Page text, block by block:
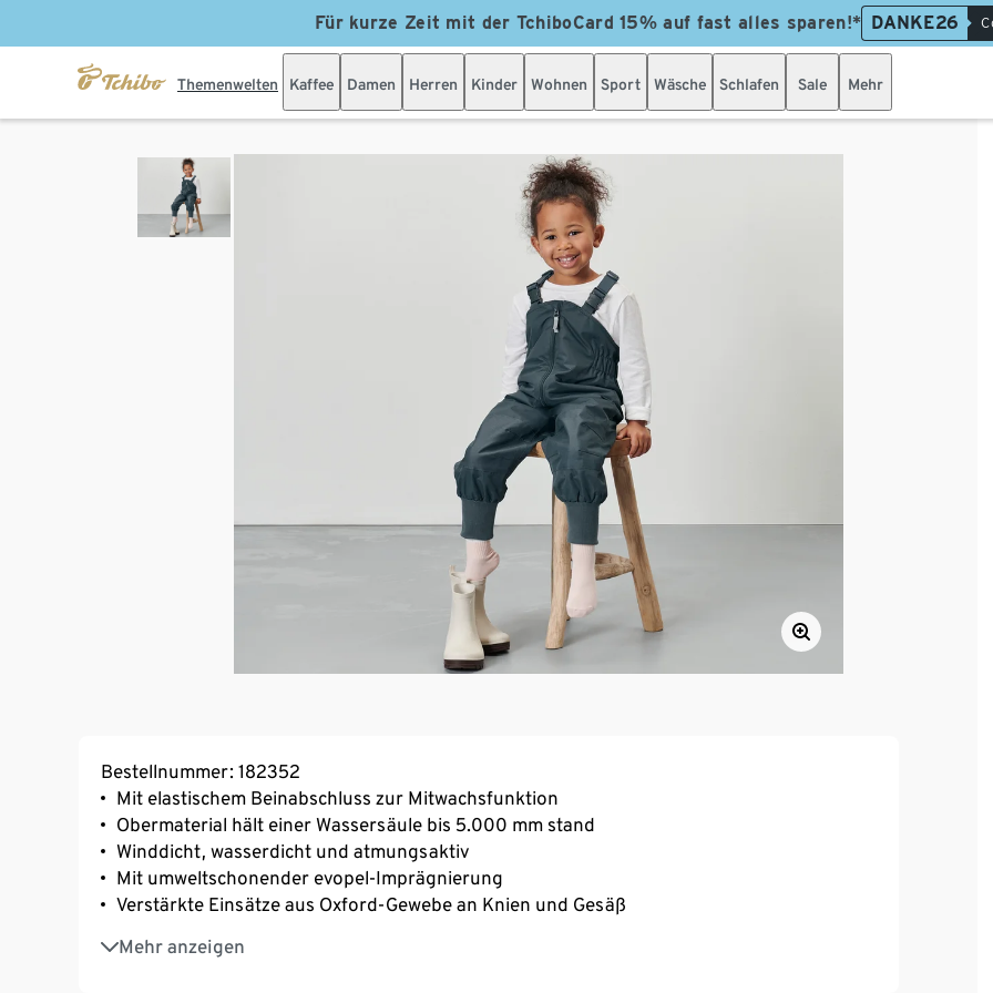
Für kurze Zeit mit der TchiboCard 15% auf fast alles sparen!* DANKE26
Themenwelten Kaffee Damen Herren Kinder Wohnen Sport Wäsche Schlafen Sale Mehr
Bestellnummer: 182352
Mit elastischem Beinabschluss zur Mitwachsfunktion
Obermaterial hält einer Wassersäule bis 5.000 mm stand
Winddicht, wasserdicht und atmungsaktiv
Mit umweltschonender evopel-Imprägnierung
Verstärkte Einsätze aus Oxford-Gewebe an Knien und Gesäß
Mehr anzeigen
Mit wärmenden Teddyfleece-Innenfutter
Mit versiegelten Nähten